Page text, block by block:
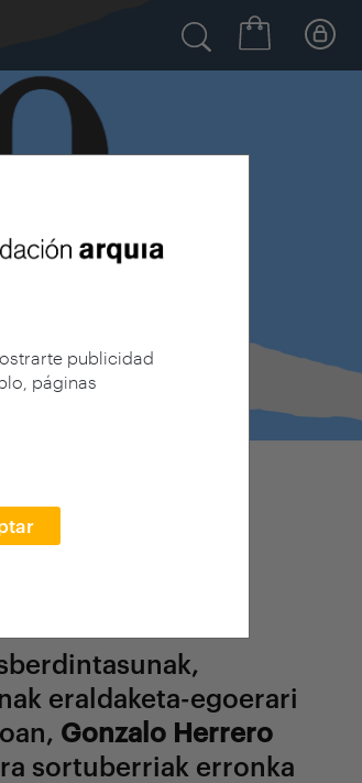
publicidad
páginas
eraldaketa-egoerari
Gonzalo Herrero
sortuberriak erronka